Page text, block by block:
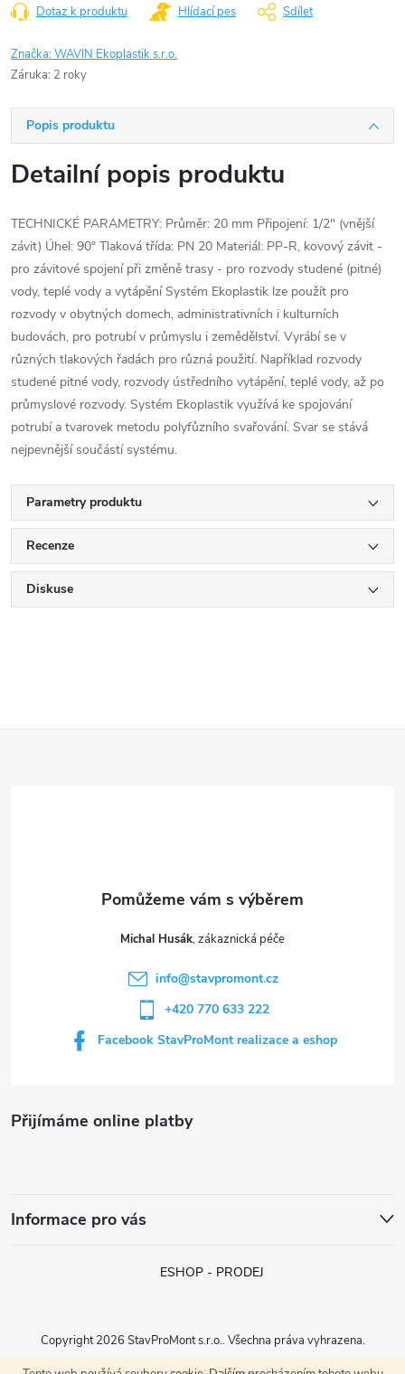
Dotaz k produktu Hlídací pes Sdílet
Značka:WAVIN Ekoplastik s.r.o.
Záruka: 2 roky
Popis produktu
Detailní popis produktu
TECHNICKÉ PARAMETRY: Průměr: 20 mm Připojení: 1/2" (vnější
závit) Úhel: 90° Tlaková třída: PN 20 Materiál: PP-R, kovový závit -
pro závitové spojení při změně trasy - pro rozvody studené (pitné)
vody, teplé vody a vytápění Systém Ekoplastik lze použít pro
rozvody v obytných domech, administrativních i kulturních
budovách, pro potrubí v průmyslu i zemědělství. Vyrábí se v
různých tlakových řadách pro různá použití. Například rozvody
studené pitné vody, rozvody ústředního vytápění, teplé vody, až po
průmyslové rozvody. Systém Ekoplastik využívá ke spojování
potrubí a tvarovek metodu polyfůzního svařování. Svar se stává
nejpevnější součástí systému.
Parametry produktu
Recenze
Diskuse
Přijímáme online platby
Informace pro vás
Michal Husák
info@stavpromont.cz
+420 770 633 222
Facebook StavProMont realizace a eshop
ESHOP - PRODEJ
Copyright 2026 StavProMont s.r.o.. Všechna práva vyhrazena.